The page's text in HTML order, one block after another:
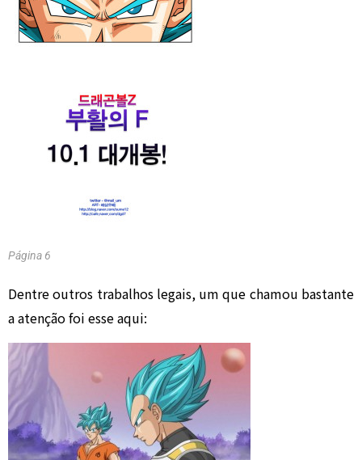
Página 6
Dentre outros trabalhos legais, um que chamou bastante
a atenção foi esse aqui: